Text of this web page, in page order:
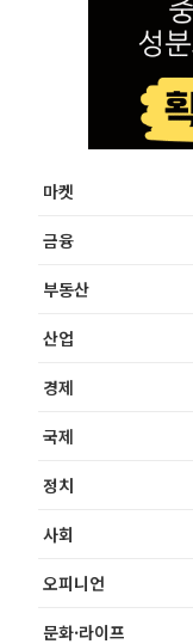
마켓
금융
부동산
산업
경제
국제
정치
사회
오피니언
문화·라이프